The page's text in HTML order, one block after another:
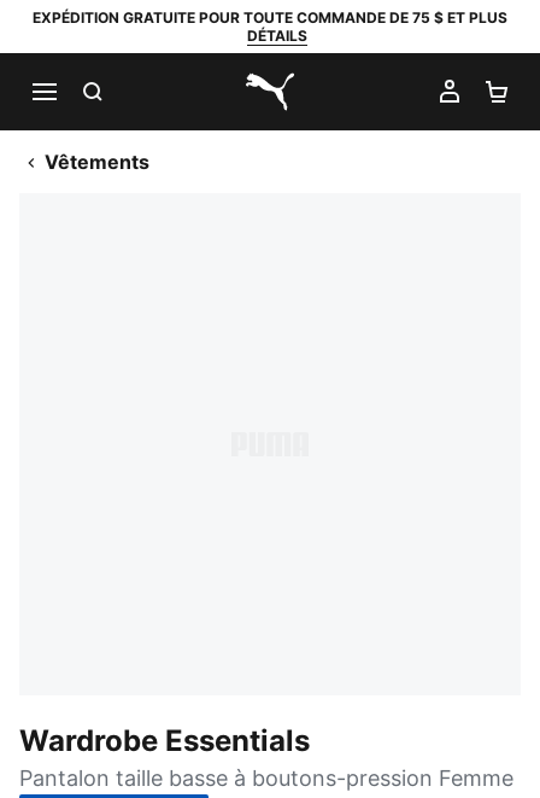
EXPÉDITION GRATUITE POUR TOUTE COMMANDE DE 75 $ ET PLUS
DÉTAILS
PUMA.com
MON
Vêtements
Wardrobe Essentials
Pantalon taille basse à boutons-pression Femme